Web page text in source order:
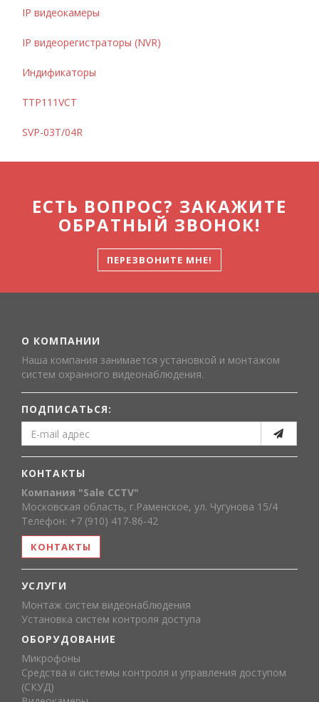
IP видеокамеры
IP видеорегистраторы (NVR)
Индификаторы
TTP111VCT
SVP-03T/04R
ЕСТЬ ВОПРОС? ЗАКАЖИТЕ
ОБРАТНЫЙ ЗВОНОК!
ПЕРЕЗВОНИТЕ МНЕ!
О КОМПАНИИ
Наша компания занимается установкой и монтажом
систем охранного видеонаблюдения.
ПОДПИСАТЬСЯ:
КОНТАКТЫ
Компания "Sale CCTV"
Московская область, г.Раменское, ул. Чугунова 15/4
Телефон: +7 (910) 417-86-42
КОНТАКТЫ
УСЛУГИ
Монтаж систем видеонаблюдения
Установка систем контроля доступа
ОБОРУДОВАНИЕ
Микрофоны
Средства и системы контроля и управления доступом
(СКУД)